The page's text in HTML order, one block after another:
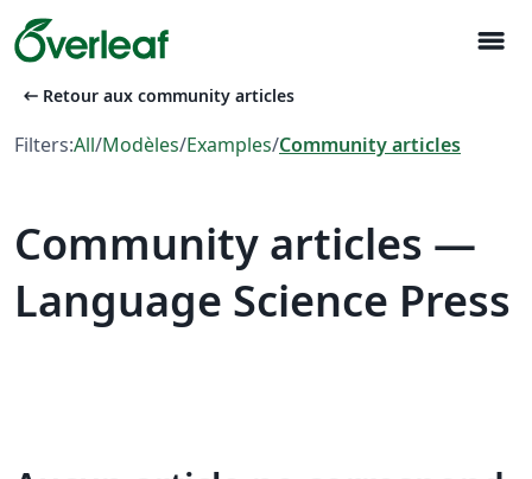
menu
arrow_left_alt Retour aux community articles
Filters:All/Modèles/Examples/Community articles
Community articles —
Language Science Press